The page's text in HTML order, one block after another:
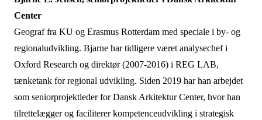
Center
Geograf fra KU og Erasmus Rotterdam med speciale i by- og
regionaludvikling. Bjarne har tidligere været analysechef i
Oxford Research og direktør (2007-2016) i REG LAB,
tænketank for regional udvikling. Siden 2019 har han arbejdet
som seniorprojektleder for Dansk Arkitektur Center, hvor han
tilrettelægger og faciliterer kompetenceudvikling i strategisk